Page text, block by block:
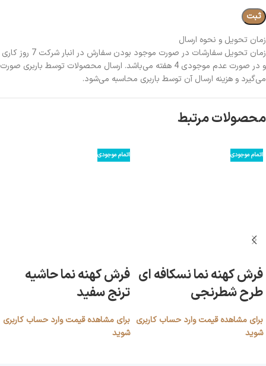
زمان تحویل و نحوه ارسال
زمان تحویل سفارشات در صورت موجود بودن سفارش در انبار شرکت 7 روز کاری
و در صورت عدم موجودی 4 هفته می‌باشد. ارسال محصولات توسط باربری صورت
می‌گیرد و هزینه ارسال آن توسط باربری محاسبه می‌شود.
محصولات مرتبط
اتمام موجودی
فرش کهنه نما نسکافه ای
طرح شطرنجی
برای مشاهده قیمت وارد حساب کاربری
شوید
اتمام موجودی
فرش کهنه نما حاشیه
ترنج سفید
برای مشاهده قیمت وارد حساب کاربری
شوید